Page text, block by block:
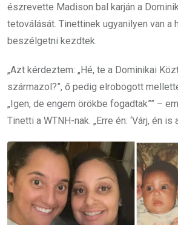
észrevette Madison bal karján a
tetoválását. Tinettinek ugyanilyen van a
beszélgetni kezdtek.
„Azt kérdeztem: „Hé, te a Dominikai
származol?”, ő pedig elrobogott
„Igen, de engem örökbe fogadtak”” –
Tinetti a WTNH-nak. „Erre én: ‘Várj, én is